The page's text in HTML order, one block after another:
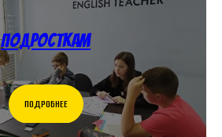
Подросткам
ПОДРОБНЕЕ